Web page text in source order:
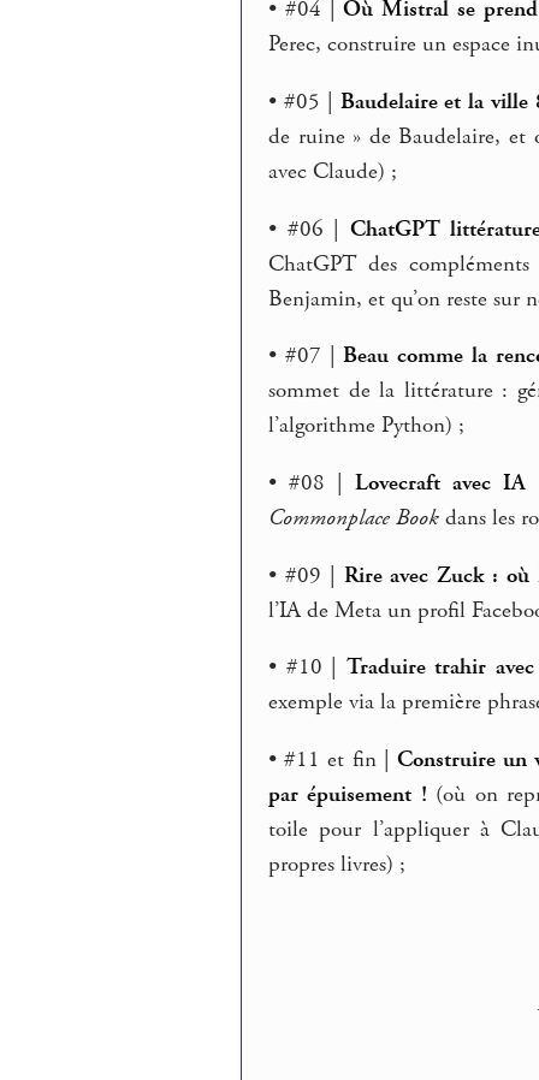
• #04 |Où Mistral se
Perec, construire un espace
• #05 | Baudelaire et la
de ruine » de Baudelaire,
avec Claude) ;
• #06 | ChatGPT
ChatGPT des
Benjamin, et qu’on reste sur
• #07 |Beau comme la
sommet de la littérature :
l’algorithme Python) ;
• #08 |Lovecraft avec
Commonplace Book dans les
• #09 | Rire avec Zuck : où
l’IA de Meta un profil
• #10 | Traduire trahir
exemple via la première
• #11 et fin | Construire un
par épuisement ! (où on
toile pour l’appliquer à
propres livres) ;